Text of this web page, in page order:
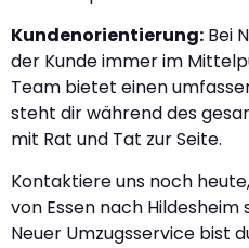
Kundenorientierung: Bei
der Kunde immer im
Team bietet einen
steht dir während des
mit Rat und Tat zur Seite.
Kontaktiere uns noch
von Essen nach
Neuer Umzugsservice bist